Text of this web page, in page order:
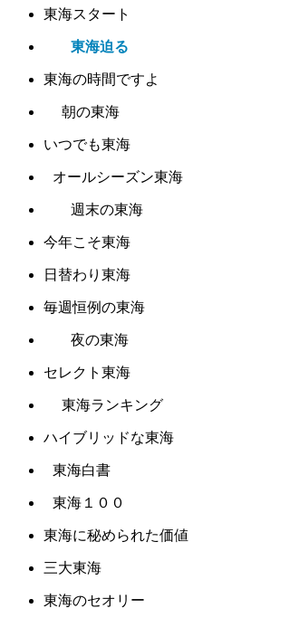
東海スタート
東海迫る
東海の時間ですよ
朝の東海
いつでも東海
オールシーズン東海
週末の東海
今年こそ東海
日替わり東海
毎週恒例の東海
夜の東海
セレクト東海
東海ランキング
ハイブリッドな東海
東海白書
東海１００
東海に秘められた価値
三大東海
東海のセオリー